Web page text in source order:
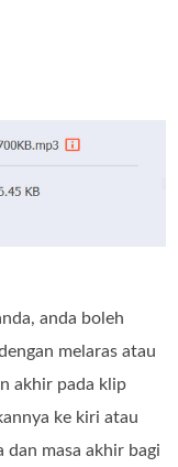
anda boleh
melaras atau
akhir pada klip
ke kiri atau
dan masa akhir bagi